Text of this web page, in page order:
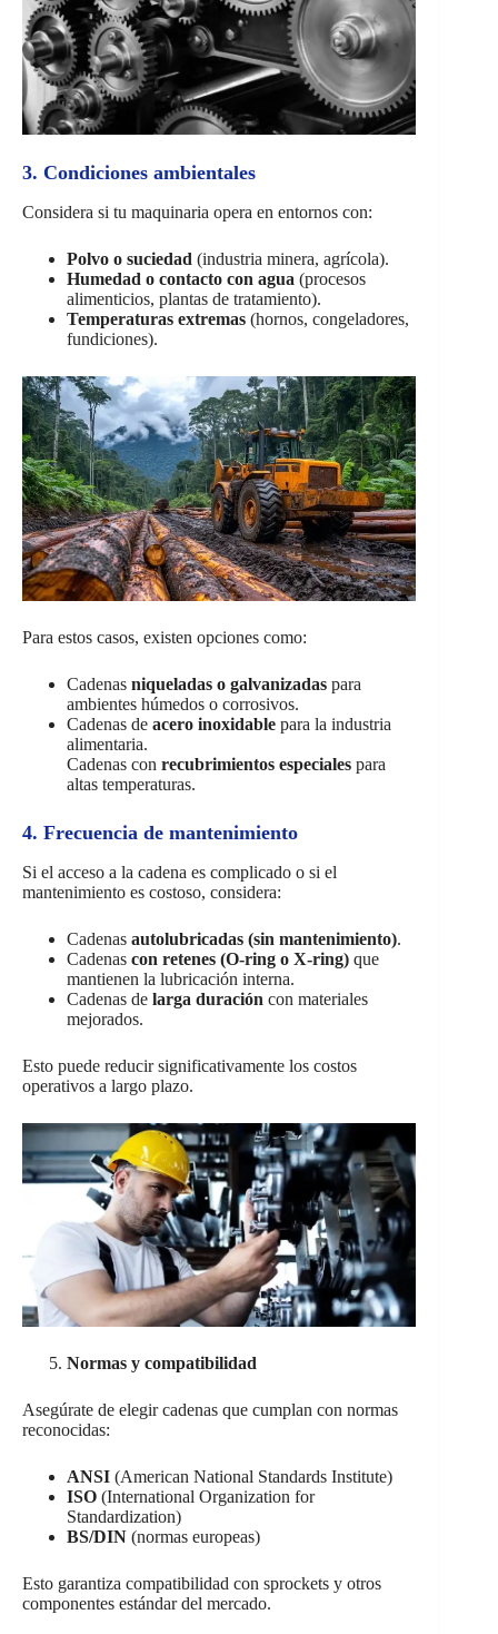
3. Condiciones ambientales
Considera si tu maquinaria opera en entornos con:
Polvo o suciedad (industria minera, agrícola).
Humedad o contacto con agua (procesos
alimenticios, plantas de tratamiento).
Temperaturas extremas (hornos, congeladores,
fundiciones).
Para estos casos, existen opciones como:
Cadenas niqueladas o galvanizadas para
ambientes húmedos o corrosivos.
Cadenas de acero inoxidable para la industria
alimentaria.
Cadenas con recubrimientos especiales para
altas temperaturas.
4. Frecuencia de mantenimiento
Si el acceso a la cadena es complicado o si el
mantenimiento es costoso, considera:
Cadenas autolubricadas (sin mantenimiento).
Cadenas con retenes (O-ring o X-ring) que
mantienen la lubricación interna.
Cadenas de larga duración con materiales
mejorados.
Esto puede reducir significativamente los costos
operativos a largo plazo.
Normas y compatibilidad
Asegúrate de elegir cadenas que cumplan con normas
reconocidas:
ANSI (American National Standards Institute)
ISO (International Organization for
Standardization)
BS/DIN (normas europeas)
Esto garantiza compatibilidad con sprockets y otros
componentes estándar del mercado.